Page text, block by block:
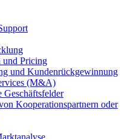
und Pricing
und Kundenrückgewinnung
(M&A)
Geschäftsfelder
Kooperationspartnern oder